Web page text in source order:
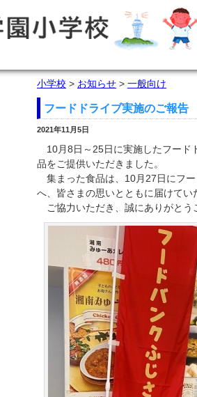
小学校 > お知らせ > 一般向け
フードドライブ実施のご報告
2021年11月5日
10月8日～25日に実施したフード
品をご提供いただきました。
集まった食品は、10月27日にフ
へ、皆さまの思いとともに届けてい
ご協力いただき、誠にありがとう